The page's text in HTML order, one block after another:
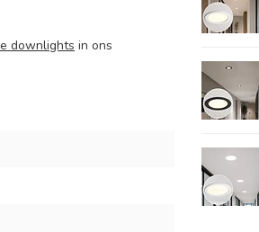
downlights in ons